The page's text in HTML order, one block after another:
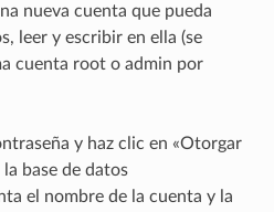
nueva cuenta que pueda
leer y escribir en ella (se
cuenta root o admin por
y haz clic en «Otorgar
base de datos
el nombre de la cuenta y la